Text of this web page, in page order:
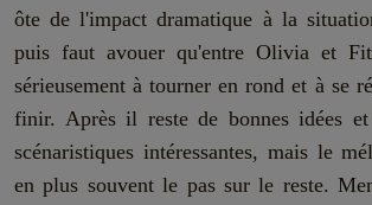
ôte de l'impact dramatique à la
puis faut avouer qu'entre Olivia et
sérieusement à tourner en rond et à se
finir. Après il reste de bonnes idées et
scénaristiques intéressantes, mais le
en plus souvent le pas sur le reste.